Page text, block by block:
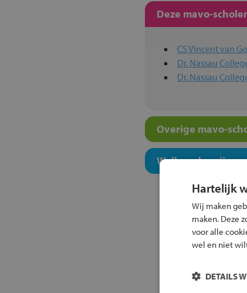
Deze mavo-
CS Vincent van
Dr. Nassau
Dr. Nassau
Overige mavo-
Welk
Hartelijk
Wij maken
maken. Deze
voor alle
wel en niet
DETAILS